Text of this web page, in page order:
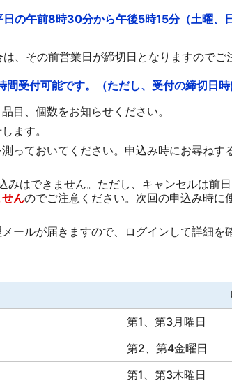
日の午前8時30分から午後5時15分（土曜、
、その前営業日が締切日となりますのでご
間受付可能です。（ただし、受付の締切日
目、個数をお知らせください。
ます。
っておいてください。申込み時にお尋ねす
みはできません。ただし、キャンセルは前
んのでご注意ください。次回の申込み時に
ールが届きますので、ログインして詳細を
第1、第3月曜日
第2、第4金曜日
第1、第3木曜日